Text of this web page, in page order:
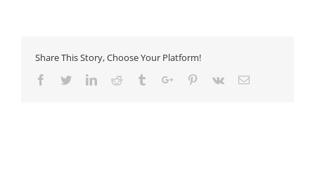
Share This Story, Choose Your Platform!
Facebook
TwitterLinkedinReddit TumblrGoogle+Pinterest
Vk Email